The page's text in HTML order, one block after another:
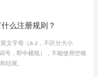
么注册规则？
文字母（a-z，不区分大小
号，即中横线），不能使用空格
结尾。